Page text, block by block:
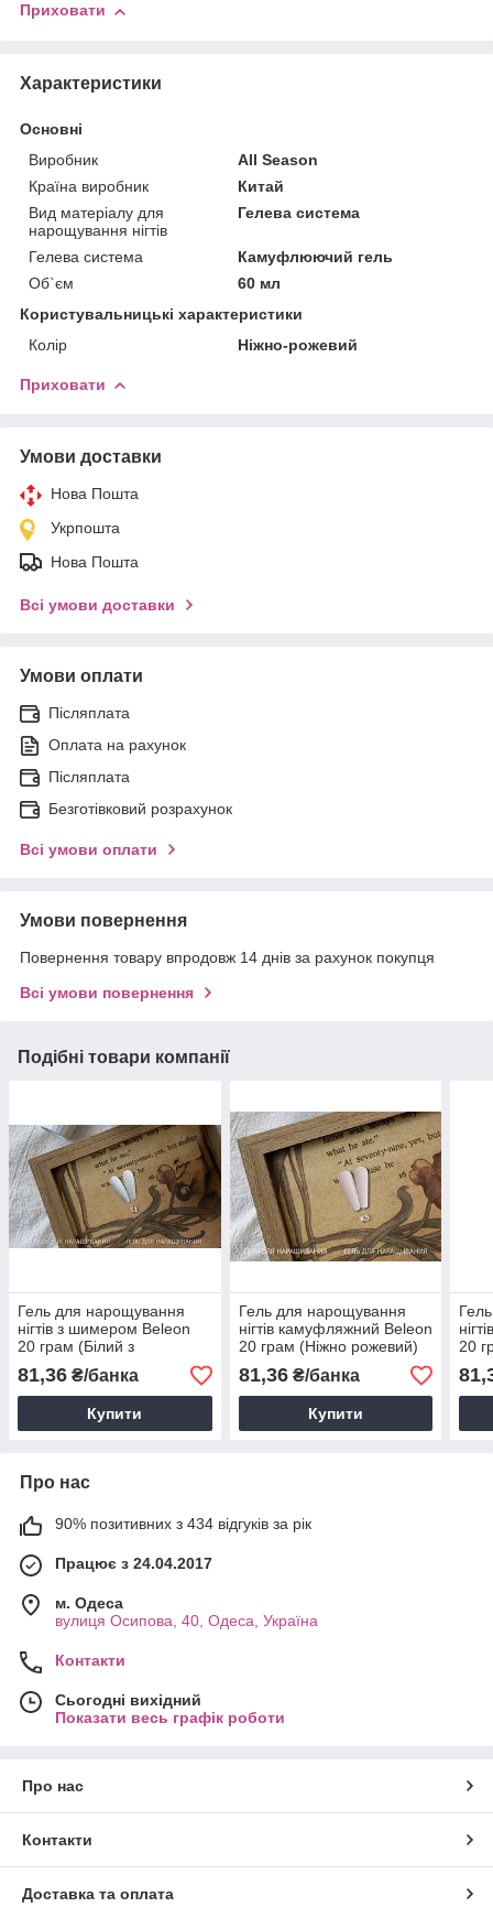
Приховати
Характеристики
Основні
Виробник
All Season
Країна виробник
Китай
Вид матеріалу для
нарощування нігтів
Гелева система
Гелева система
Камуфлюючий гель
Об`єм
60 мл
Користувальницькі характеристики
Колір
Ніжно-рожевий
Приховати
Умови доставки
Нова Пошта
Укрпошта
Нова Пошта
Всі умови доставки
Умови оплати
Післяплата
Оплата на рахунок
Післяплата
Безготівковий розрахунок
Всі умови оплати
Умови повернення
Повернення товару впродовж 14 днів за рахунок покупця
Всі умови повернення
Подібні товари компанії
Гель для нарощування
нігтів з шимером Beleon
20 грам (Білий з
перламутровим відтінком)
81,36 ₴/банка
Купити
Гель для нарощування
нігтів камуфляжний Beleon
20 грам (Ніжно рожевий)
81,36₴/банка
Купити
20
Про нас
90% позитивних з 434 відгуків за рік
Працює з 24.04.2017
м. Одеса
вулиця Осипова, 40, Одеса, Україна
Контакти
Сьогодні вихідний
Показати весь графік роботи
Про нас
Контакти
Доставка та оплата